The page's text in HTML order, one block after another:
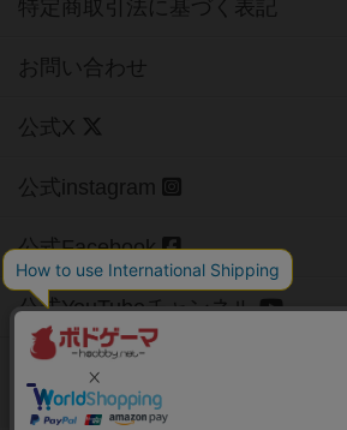
特定商取引法に基づく表記
お問い合わせ
公式X
公式instagram
公式Facebook
公式YouTubeチャンネル